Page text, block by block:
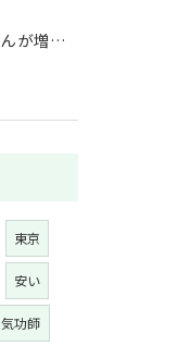
大腸がん、乳がんが増えた理由
東京
安い
気功師